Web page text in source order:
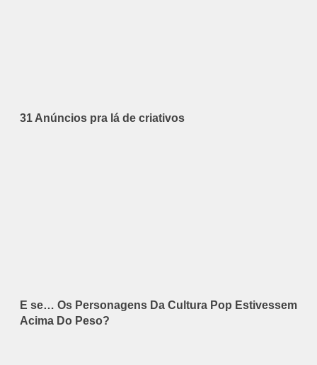
31 Anúncios pra lá de criativos
E se… Os Personagens Da Cultura Pop Estivessem
Acima Do Peso?